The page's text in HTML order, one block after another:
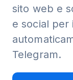
sito web e
e social per
Telegram.